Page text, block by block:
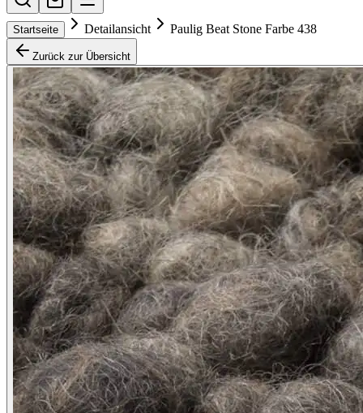
Startseite Detailansicht Paulig Beat Stone Farbe 438
Zurück zur Übersicht